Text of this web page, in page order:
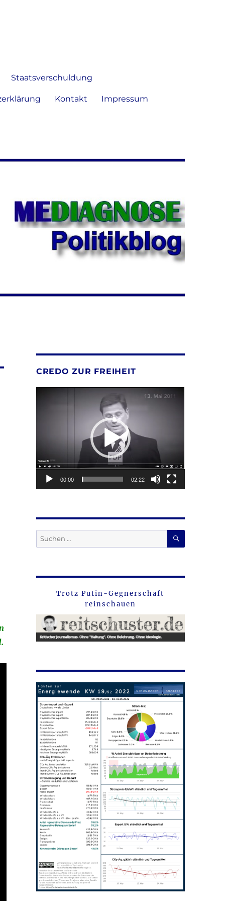
Staatsverschuldung
Kontakt Impressum
CREDO ZUR FREIHEIT
00:00 02:22
Suche
nach:
SUCHEN
Trotz Putin-Gegnerschaft
reinschauen